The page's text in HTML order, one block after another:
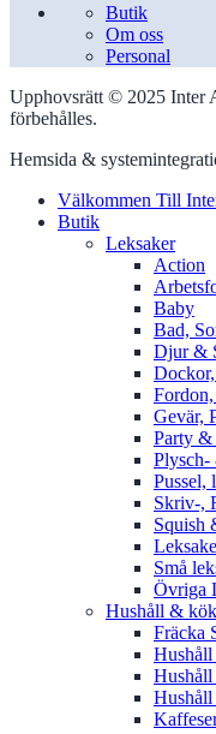
Butik
Om oss
Personal
Upphovsrätt © 2025 Inter
förbehålles.
Hemsida &
Välkommen Till
Butik
Leksaker
Action
Baby
Bad,
Djur &
Gevär,
Party &
Plysch-
Pussel,
Skriv-,
Squish
Små
Övriga
Hushåll & kök
Fräcka
Hushåll
Hushåll